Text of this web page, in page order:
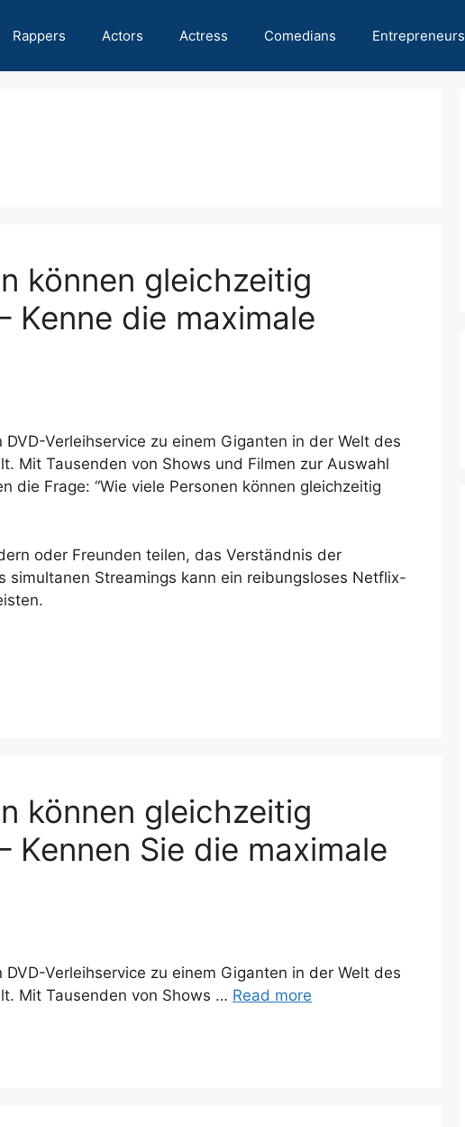
Rappers Actors Actress Comedians Entrepreneurs
können gleichzeitig
Kenne die maximale
Verleihservice zu einem Giganten in der Welt des
Mit Tausenden von Shows und Filmen zur Auswahl
die Frage: “Wie viele Personen können gleichzeitig
oder Freunden teilen, das Verständnis der
simultanen Streamings kann ein reibungsloses Netflix-
können gleichzeitig
Kennen Sie die maximale
Verleihservice zu einem Giganten in der Welt des
Mit Tausenden von Shows … Read more